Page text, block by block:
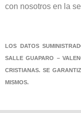
con nosotros en la
LOS DATOS
SALLE GUAPARO –
CRISTIANAS. SE
MISMOS.